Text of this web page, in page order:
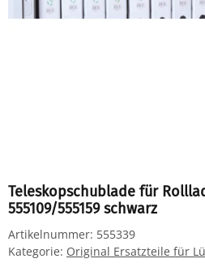
Teleskopschublade für
555109/555159 schwarz
Artikelnummer: 555339
Kategorie: Original Ersatzteile für